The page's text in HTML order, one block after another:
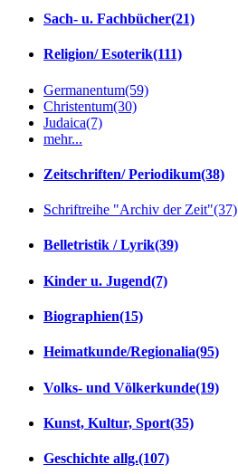
Sach- u. Fachbücher(21)
Religion/ Esoterik(111)
Germanentum(59)
Christentum(30)
Judaica(7)
mehr...
Zeitschriften/ Periodikum(38)
Schriftreihe "Archiv der Zeit"(37)
Belletristik / Lyrik(39)
Kinder u. Jugend(7)
Biographien(15)
Heimatkunde/Regionalia(95)
Volks- und Völkerkunde(19)
Kunst, Kultur, Sport(35)
Geschichte allg.(107)